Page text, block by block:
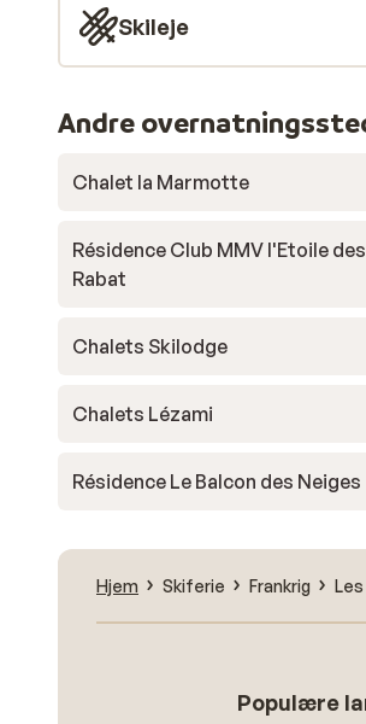
Skileje
Andre
Chalet la Marmotte
Résidence Club MMV l'Etoile
Rabat
Chalets Skilodge
Chalets Lézami
Résidence Le Balcon des Neiges
Hjem Skiferie Frankrig
Populære